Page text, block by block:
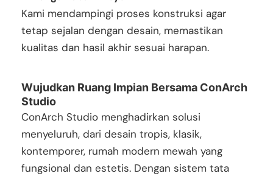
Kami mendampingi proses konstruksi agar
tetap sejalan dengan desain, memastikan
kualitas dan hasil akhir sesuai harapan.
Wujudkan Ruang Impian Bersama ConArch
Studio
ConArch Studio menghadirkan solusi
menyeluruh, dari desain tropis, klasik,
kontemporer, rumah modern mewah yang
fungsional dan estetis. Dengan sistem tata